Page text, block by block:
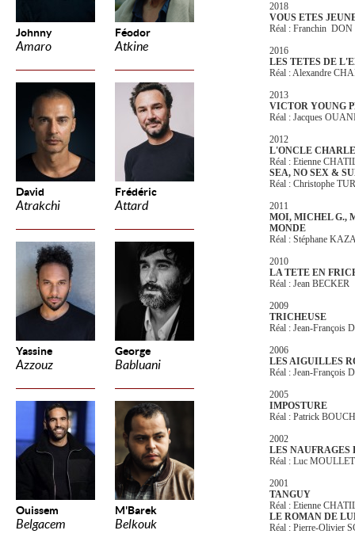
Johnny
Amaro
Féodor
Atkine
David
Atrakchi
Frédéric
Attard
Yassine
Azzouz
George
Babluani
Ouissem
Belgacem
M'Barek
Belkouk
2018
VOUS ETES
Réal : Franchin DON
2016
LES TETES DE
Réal : Alexandre
2013
VICTOR YOUNG
Réal : Jacques
2012
L'ONCLE
Réal : Etienne
SEA, NO SEX &
Réal : Christophe
2011
MOI, MICHEL G.,
MONDE
Réal : Stéphane
2010
LA TETE EN
Réal : Jean BECKER
2009
TRICHEUSE
Réal : Jean-François
2006
LES AIGUILLES
Réal : Jean-François
2005
IMPOSTURE
Réal : Patrick
2002
LES NAUFRAGES
Réal : Luc
2001
TANGUY
Réal : Etienne
LE ROMAN DE
Réal : Pierre-Olivier